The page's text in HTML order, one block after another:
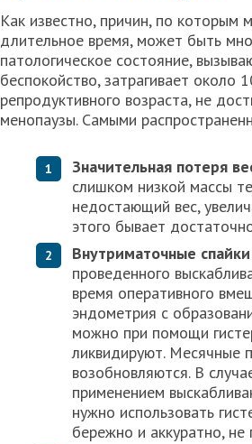
Как известно, причин, по которым
длительное время, может быть
патологическое состояние,
беспокойство, затрагивает около
репродуктивного возраста, не
менопаузы. Самыми
Значительная потеря
слишком низкой массы
недостающий вес,
этого бывает
Внутриматочные спайки
проведенного
время оперативного
эндометрия с
можно при помощи
ликвидируют. Месячные
возобновляются. В
применением
нужно использовать
бережно и аккуратно, не